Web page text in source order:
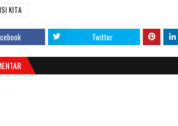
KITA
Twitter